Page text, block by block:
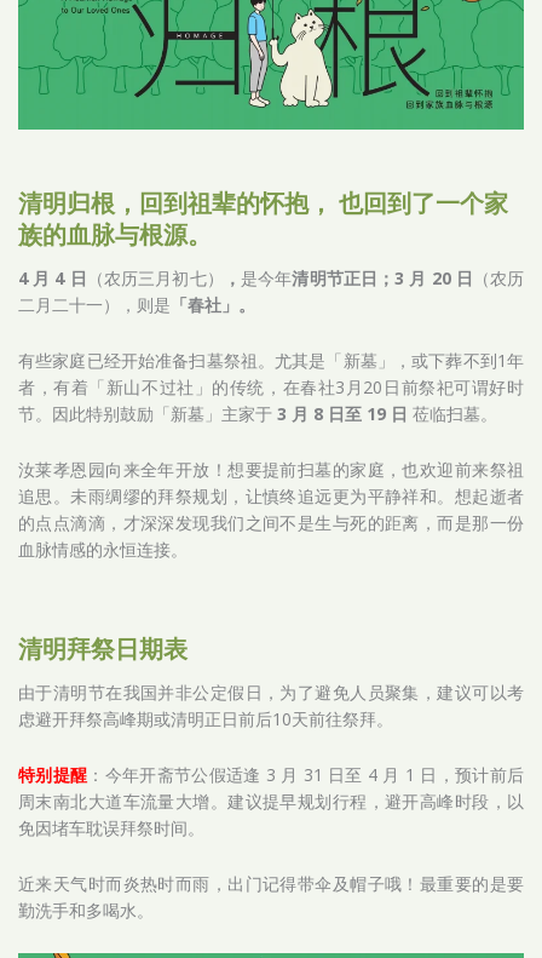
清明归根，回到祖辈的怀抱， 也回到了一个家
族的血脉与根源。
4 月 4 日 （农历三月初七） ， 是今年清明节正日；3 月 20 日 （农历
二月二十一），则是 「春社」。
有些家庭已经开始准备扫墓祭祖。尤其是「新墓」，或下葬不到1年
者，有着「新山不过社」的传统，在春社3月20日前祭祀可谓好时
节。因此特别鼓励「新墓」主家于 3 月 8 日至 19 日 莅临扫墓。
汝莱孝恩园向来全年开放！想要提前扫墓的家庭，也欢迎前来祭祖
追思。未雨绸缪的拜祭规划，让慎终追远更为平静祥和。想起逝者
的点点滴滴，才深深发现我们之间不是生与死的距离，而是那一份
血脉情感的永恒连接。
清明拜祭日期表
由于清明节在我国并非公定假日，为了避免人员聚集，建议可以考
虑避开拜祭高峰期或清明正日前后10天前往祭拜。
特别提醒 ：今年开斋节公假适逢 3 月 31 日至 4 月 1 日，预计前后
周末南北大道车流量大增。建议提早规划行程，避开高峰时段，以
免因堵车耽误拜祭时间。
近来天气时而炎热时而雨，出门记得带伞及帽子哦！最重要的是要
勤洗手和多喝水。